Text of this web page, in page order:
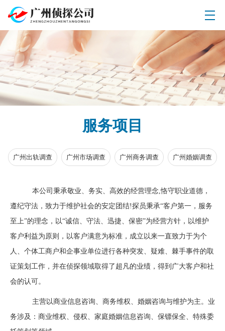
服务项目
广州出轨调查 广州市场调查 广州商务调查 广州婚姻调查
本公司秉承敬业、务实、高效的经营理念,恪守职业道德，
遵纪守法，致力于维护社会的安定团结!探员秉承“客户第一，服务
至上”的理念，以“诚信、守法、迅捷、保密”为经营方针，以维护
客户利益为原则，以客户满意为标准，成立以来一直致力于为个
人、个体工商户和企事业单位进行各种突发、疑难、棘手事件的取
证策划工作，并在侦探领域取得了超凡的业绩，得到广大客户和社
会的认可。
主营以商业信息咨询、商务维权、婚姻咨询与维护为主。业
务涉及：商业维权、侵权、家庭婚姻信息咨询、保镖保全、特殊委